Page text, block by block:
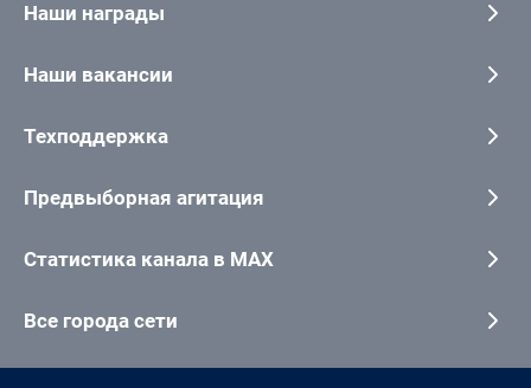
Наши награды
Наши вакансии
Техподдержка
Предвыборная агитация
Статистика канала в MAX
Все города сети